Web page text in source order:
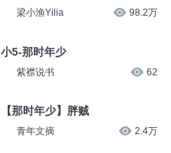
梁小渔Yilia 98.2万
小5-那时年少
紫襟说书 62
【那时年少】胖贼
青年文摘 2.4万